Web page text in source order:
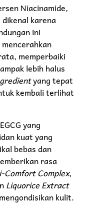
Niacinamide,
dikenal karena
ini
memperbaiki
lebih halus
yang tepat
kembali terlihat
yang
kuat yang
bebas dan
rasa
Comfort Complex,
Liquorice Extract
kulit.